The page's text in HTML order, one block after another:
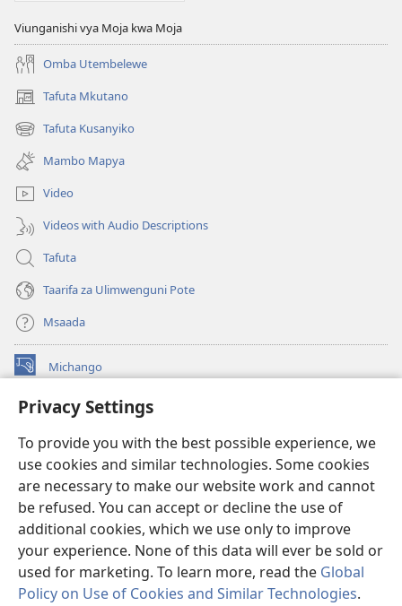
Privacy Settings
To provide you with the best possible experience, we
use cookies and similar technologies. Some cookies
are necessary to make our website work and cannot
be refused. You can accept or decline the use of
additional cookies, which we use only to improve
your experience. None of this data will ever be sold or
used for marketing. To learn more, read the Global
Policy on Use of Cookies and Similar Technologies.
Viunganishi vya Moja kwa Moja
Omba Utembelewe
Tafuta Mkutano
(opens
new
window)
Tafuta Kusanyiko
(opens
new
window)
Mambo Mapya
Video
Videos with Audio Descriptions
Tafuta
Taarifa za Ulimwenguni Pote
Msaada
Michango
(opens
window)Watchtower MAKTABA KWENYE MTANDAO™
new
window)JW Hub ®
(opens
new
window)
®
Watchtower Library